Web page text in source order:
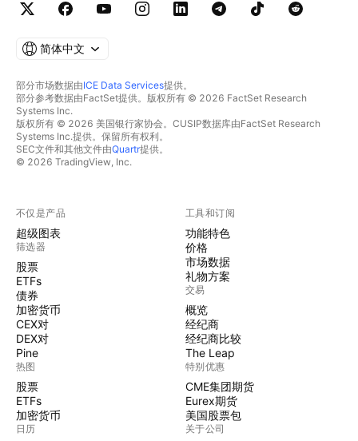
简体中文
部分市场数据由ICE Data Services提供。
部分参考数据由FactSet提供。版权所有 © 2026 FactSet Research
Systems Inc.
版权所有 © 2026 美国银行家协会。CUSIP数据库由FactSet Research
Systems Inc.提供。保留所有权利。
SEC文件和其他文件由Quartr提供。
© 2026 TradingView, Inc.
不仅是产品
超级图表
筛选器
股票
ETFs
债券
加密货币
CEX对
DEX对
Pine
热图
股票
ETFs
加密货币
日历
工具和订阅
功能特色
价格
市场数据
礼物方案
交易
概览
经纪商
经纪商比较
The Leap
特别优惠
CME集团期货
Eurex期货
美国股票包
关于公司